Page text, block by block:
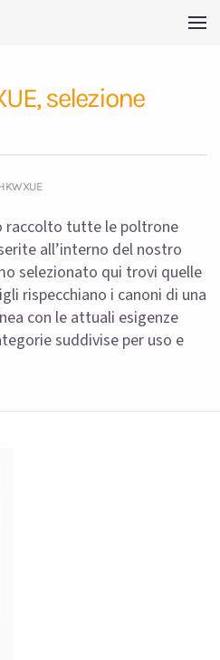
selezione
raccolto tutte le poltrone
all’interno del nostro
selezionato qui trovi quelle
rispecchiano i canoni di una
con le attuali esigenze
suddivise per uso e